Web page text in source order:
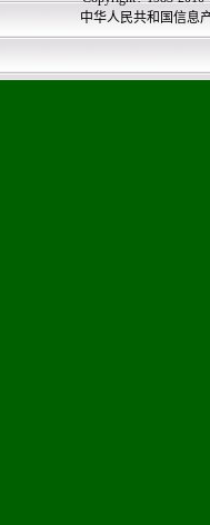
中华人民共和国信息